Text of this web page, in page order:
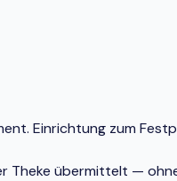
Einrichtung zum
Theke übermittelt —